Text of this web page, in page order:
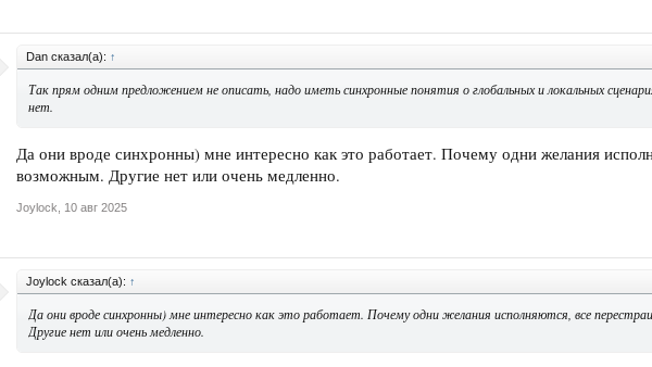
Dan сказал(а): ↑
Так прям одним предложением не описать, надо иметь синхронные понятия о глобальных и локальных
нет.
Да они вроде синхронны) мне интересно как это работает. Почему одни желания
возможным. Другие нет или очень медленно.
Joylock 10 авг 2025
Joylock сказал(а): ↑
Да они вроде синхронны) мне интересно как это работает. Почему одни желания исполняются, все
Другие нет или очень медленно.